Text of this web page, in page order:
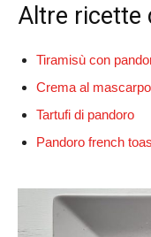
Altre ricette
Tiramisù con
Crema al
Tartufi di pandoro
Pandoro french